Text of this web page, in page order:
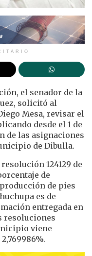
el senador de la
solicitó al
Mesa, revisar el
desde el 1 de
de las asignaciones
de Dibulla.
124129 de
de
de pies
es de
entregada en
resoluciones
viene